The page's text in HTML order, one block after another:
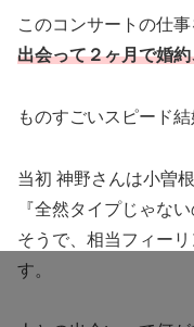
このコンサートの仕
出会って２ヶ月で婚
ものすごいスピード結
当初 神野さんは小曽
『全然タイプじゃな
そうで、相当フィー
す。